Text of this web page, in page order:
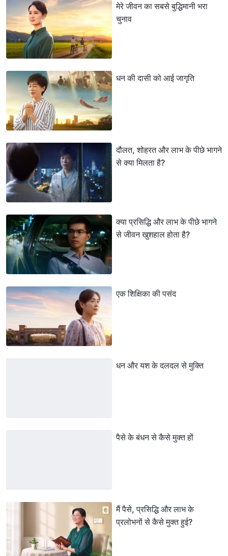
मेरे जीवन का सबसे बुद्धिमानी भरा
चुनाव
धन की दासी को आई जागृति
दौलत, शोहरत और लाभ के पीछे भागने
से क्या मिलता है?
क्या प्रसिद्धि और लाभ के पीछे भागने
से जीवन खुशहाल होता है?
एक शिक्षिका की पसंद
धन और यश के दलदल से मुक्ति
पैसे के बंधन से कैसे मुक्त हों
मैं पैसे, प्रसिद्धि और लाभ के
प्रलोभनों से कैसे मुक्त हुई?